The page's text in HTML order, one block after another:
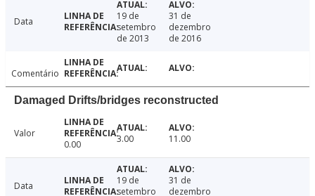
Data
19 de
setembro
de 2013
31 de
dezembro
de 2016
Comentário
Damaged Drifts/bridges reconstructed
Valor
0.00
3.00 11.00
Data
19 de
setembro
31 de
dezembro